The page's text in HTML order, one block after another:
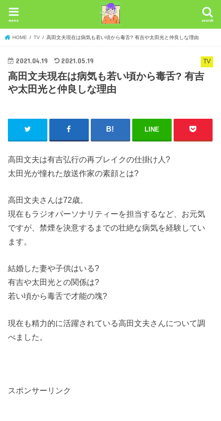
search
menu
HOME TV 高田文夫現在は病気も若い頃から毒舌? 有吉や太田光と仲良しな理由
TV
2021.04.19 2021.05.19
高田文夫現在は病気も若い頃から毒舌? 有吉
や太田光と仲良しな理由
LINE
高田文夫は有吉弘行の再ブレイクの仕掛け人?
太田光が憧れた放送作家の素顔とは?
高田文夫さんは72歳。
現在もラジオパーソナリティーを担当するなど、お元気
ですが、禁煙を決意するまでの壮絶な病気を経験してい
ます。
結婚した妻や子供はいる?
有吉や太田光との関係は?
若い頃から毒舌で才能の塊?
現在も精力的に活躍されている高田文夫さんについて調
べました。
スポンサーリンク